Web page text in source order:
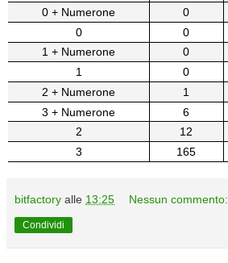
0 + Numerone
0
0
0
1 + Numerone
0
1
0
2 + Numerone
1
3 + Numerone
6
2
12
3
165
bitfactory alle 13:25 Nessun commento:
Condividi